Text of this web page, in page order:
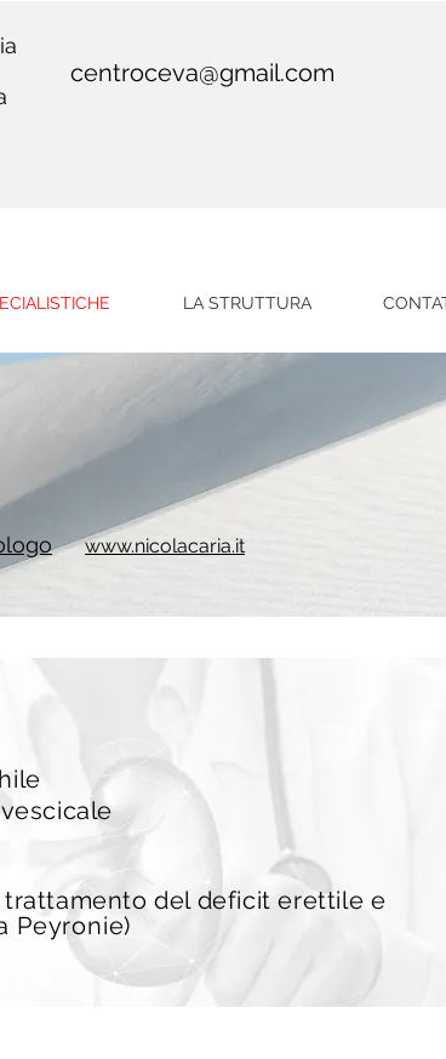
centroceva@gmail.com
LA STRUTTURA
www.nicolacaria.it
trattamento del deficit erettile e
Peyronie)